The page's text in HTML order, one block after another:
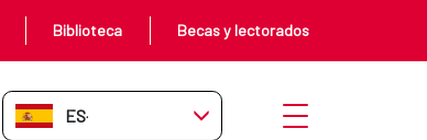
Biblioteca Becas y lectorados
ES-ES Abrir menú